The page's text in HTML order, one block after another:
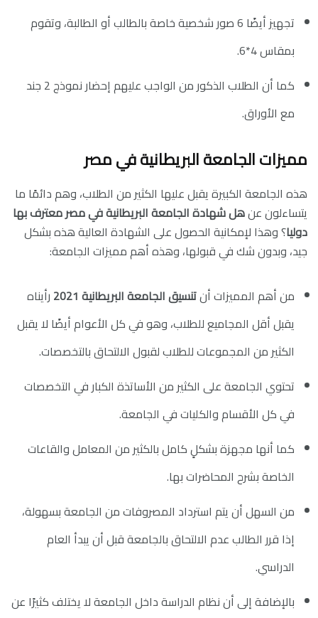
تجهيز أيضًا 6 صور شخصية خاصة بالطالب أو الطالبة، وتقوم
بمقاس 4*6.
كما أن الطلاب الذكور من الواجب عليهم إحضار نموذج 2 جند
مع الأوراق.
مميزات الجامعة البريطانية في مصر
هذه الجامعة الكبيرة يقبل عليها الكثير من الطلاب، وهم دائمًا ما
يتساءلون عنهل شهادة الجامعة البريطانية في مصر معترف بها
دوليا؟ وهذا لإمكانية الحصول على الشهادة العالية هذه بشكل
جيد، وبدون شك في قبولها، وهذه أهم مميزات الجامعة:
من أهم المميزات أنتنسيق الجامعة البريطانية 2021 رأيناه
يقبل أقل المجاميع للطلاب، وهو في كل الأعوام أيضًا لا يقبل
الكثير من المجموعات للطلاب لقبول الالتحاق بالتخصصات.
تحتوي الجامعة على الكثير من الأساتذة الكبار في التخصصات
في كل الأقسام والكليات في الجامعة.
كما أنها مجهزة بشكلٍ كامل بالكثير من المعامل والقاعات
الخاصة بشرح المحاضرات بها.
من السهل أن يتم استرداد المصروفات من الجامعة بسهولة،
إذا قرر الطالب عدم الالتحاق بالجامعة قبل أن يبدأ العام
الدراسي.
بالإضافة إلى أن نظام الدراسة داخل الجامعة لا يختلف كثيرًا عن